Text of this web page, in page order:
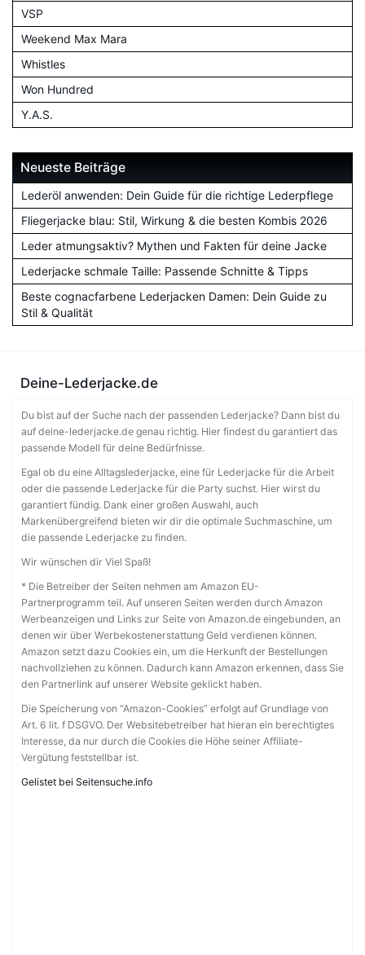
VSP
Weekend Max Mara
Whistles
Won Hundred
Y.A.S.
Neueste Beiträge
Lederöl anwenden: Dein Guide für die richtige Lederpflege
Fliegerjacke blau: Stil, Wirkung & die besten Kombis 2026
Leder atmungsaktiv? Mythen und Fakten für deine Jacke
Lederjacke schmale Taille: Passende Schnitte & Tipps
Beste cognacfarbene Lederjacken Damen: Dein Guide zu
Stil & Qualität
Deine-Lederjacke.de
Du bist auf der Suche nach der passenden Lederjacke? Dann bist du
auf deine-lederjacke.de genau richtig. Hier findest du garantiert das
passende Modell für deine Bedürfnisse.
Egal ob du eine Alltagslederjacke, eine für Lederjacke für die Arbeit
oder die passende Lederjacke für die Party suchst. Hier wirst du
garantiert fündig. Dank einer großen Auswahl, auch
Markenübergreifend bieten wir dir die optimale Suchmaschine, um
die passende Lederjacke zu finden.
Wir wünschen dir Viel Spaß!
* Die Betreiber der Seiten nehmen am Amazon EU-
Partnerprogramm teil. Auf unseren Seiten werden durch Amazon
Werbeanzeigen und Links zur Seite von Amazon.de eingebunden, an
denen wir über Werbekostenerstattung Geld verdienen können.
Amazon setzt dazu Cookies ein, um die Herkunft der Bestellungen
nachvollziehen zu können. Dadurch kann Amazon erkennen, dass Sie
den Partnerlink auf unserer Website geklickt haben.
Die Speicherung von “Amazon-Cookies” erfolgt auf Grundlage von
Art. 6 lit. f DSGVO. Der Websitebetreiber hat hieran ein berechtigtes
Interesse, da nur durch die Cookies die Höhe seiner Affiliate-
Vergütung feststellbar ist.
Gelistet bei Seitensuche.info